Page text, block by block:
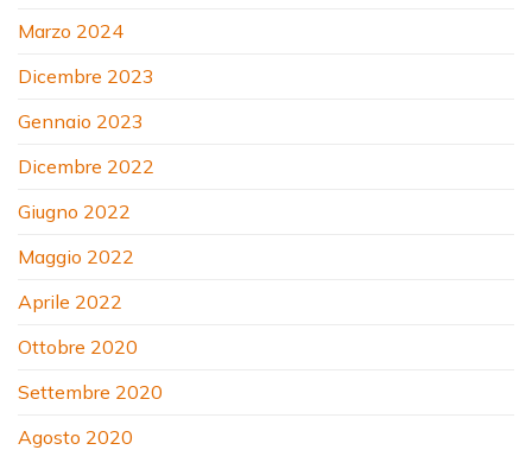
Marzo 2024
Dicembre 2023
Gennaio 2023
Dicembre 2022
Giugno 2022
Maggio 2022
Aprile 2022
Ottobre 2020
Settembre 2020
Agosto 2020